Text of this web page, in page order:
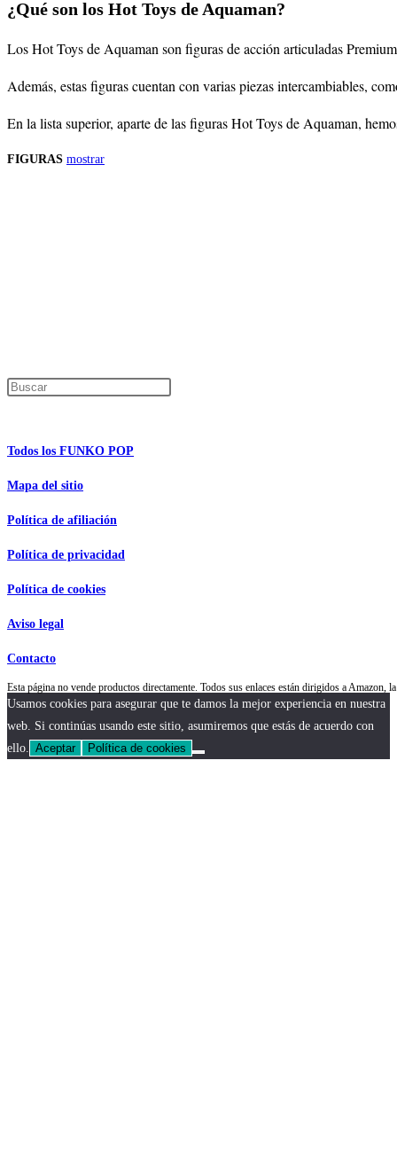
¿Qué son los Hot Toys de Aquaman?
Los Hot Toys de Aquaman son figuras de acción articuladas
Además, estas figuras cuentan con varias piezas intercambiables,
En la lista superior, aparte de las figuras Hot Toys de Aquaman,
FIGURAS mostrar
Todos los FUNKO POP
Mapa del sitio
Política de afiliación
Política de privacidad
Política de cookies
Aviso legal
Contacto
Esta página no vende productos directamente. Todos sus enlaces están dirigidos a
Usamos cookies para asegurar que te damos la mejor experiencia en nuestra
web. Si continúas usando este sitio, asumiremos que estás de acuerdo con
ello. Aceptar Política de cookies